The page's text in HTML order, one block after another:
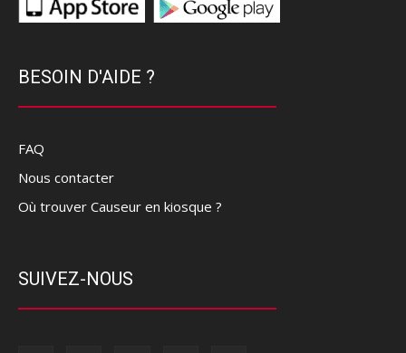
BESOIN D'AIDE ?
FAQ
Nous contacter
Où trouver Causeur en kiosque ?
SUIVEZ-NOUS